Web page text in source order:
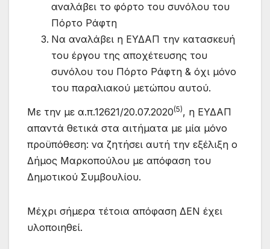
αναλάβει το φόρτο του συνόλου του
Πόρτο Ράφτη
Να αναλάβει η ΕΥΔΑΠ την κατασκευή
του έργου της αποχέτευσης του
συνόλου του Πόρτο Ράφτη & όχι μόνο
του παραλιακού μετώπου αυτού.
Με την με α.π.12621/20.07.2020(5), η ΕΥΔΑΠ
απαντά θετικά στα αιτήματα με μία μόνο
προϋπόθεση: να ζητήσει αυτή την εξέλιξη ο
Δήμος Μαρκοπούλου με απόφαση του
Δημοτικού Συμβουλίου.
Μέχρι σήμερα τέτοια απόφαση ΔΕΝ έχει
υλοποιηθεί.